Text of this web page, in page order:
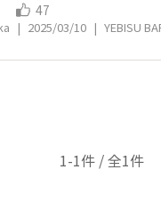
47
| 2025/03/10 | YEBISU
1-1件 / 全1件